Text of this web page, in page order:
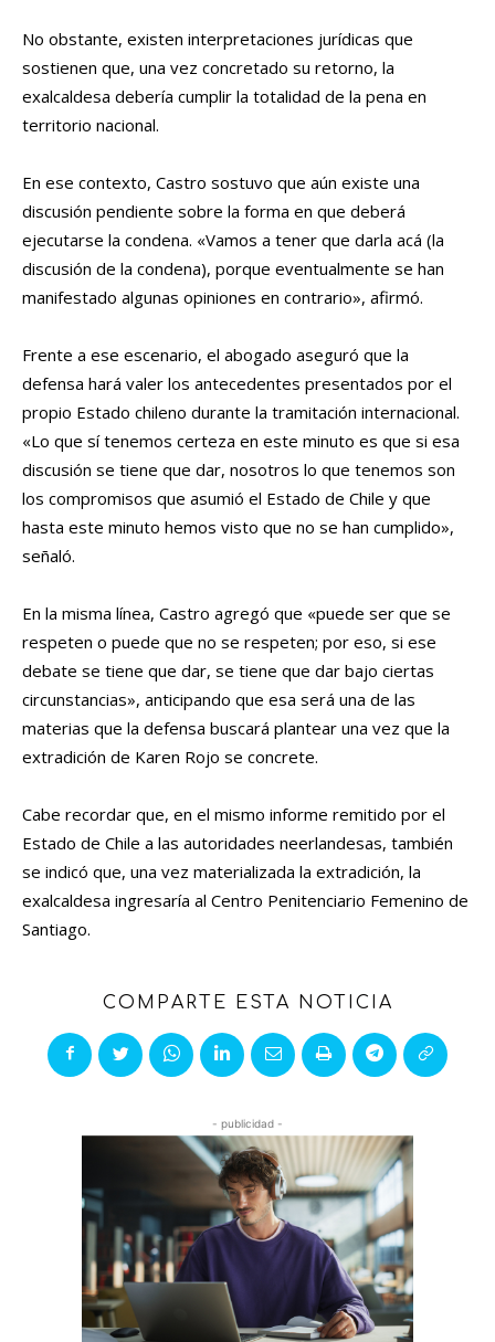
No obstante, existen interpretaciones jurídicas que
sostienen que, una vez concretado su retorno, la
exalcaldesa debería cumplir la totalidad de la pena en
territorio nacional.
En ese contexto, Castro sostuvo que aún existe una
discusión pendiente sobre la forma en que deberá
ejecutarse la condena. «Vamos a tener que darla acá (la
discusión de la condena), porque eventualmente se han
manifestado algunas opiniones en contrario», afirmó.
Frente a ese escenario, el abogado aseguró que la
defensa hará valer los antecedentes presentados por el
propio Estado chileno durante la tramitación internacional.
«Lo que sí tenemos certeza en este minuto es que si esa
discusión se tiene que dar, nosotros lo que tenemos son
los compromisos que asumió el Estado de Chile y que
hasta este minuto hemos visto que no se han cumplido»,
señaló.
En la misma línea, Castro agregó que «puede ser que se
respeten o puede que no se respeten; por eso, si ese
debate se tiene que dar, se tiene que dar bajo ciertas
circunstancias», anticipando que esa será una de las
materias que la defensa buscará plantear una vez que la
extradición de Karen Rojo se concrete.
Cabe recordar que, en el mismo informe remitido por el
Estado de Chile a las autoridades neerlandesas, también
se indicó que, una vez materializada la extradición, la
exalcaldesa ingresaría al Centro Penitenciario Femenino de
Santiago.
COMPARTE ESTA NOTICIA
- publicidad -